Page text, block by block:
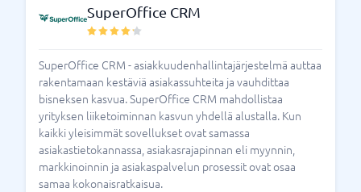
SuperOffice CRM
SuperOffice CRM - asiakkuudenhallintajärjestelmä auttaa
rakentamaan kestäviä asiakassuhteita ja vauhdittaa
bisneksen kasvua. SuperOffice CRM mahdollistaa
yrityksen liiketoiminnan kasvun yhdellä alustalla. Kun
kaikki yleisimmät sovellukset ovat samassa
asiakastietokannassa, asiakasrajapinnan eli myynnin,
markkinoinnin ja asiakaspalvelun prosessit ovat osaa
samaa kokonaisratkaisua.